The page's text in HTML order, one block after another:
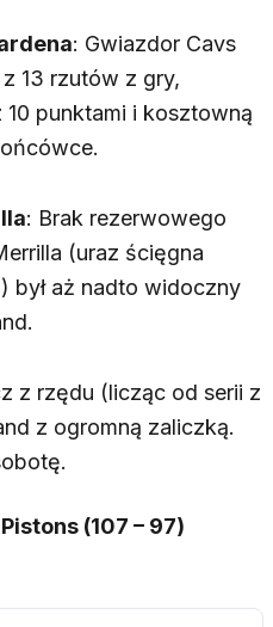
: Gwiazdor Cavs
13 rzutów z gry,
punktami i kosztowną
: Brak rezerwowego
(uraz ścięgna
był aż nadto widoczny
z rzędu (licząc od serii z
z ogromną zaliczką.
(107 – 97)